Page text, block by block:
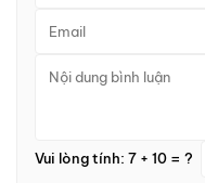
Vui lòng tính: 7 + 10 = ?